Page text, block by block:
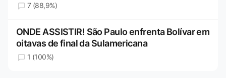
7 (88,9%)
ONDE ASSISTIR! São Paulo enfrenta Bolívar em
oitavas de final da Sulamericana
1 (100%)